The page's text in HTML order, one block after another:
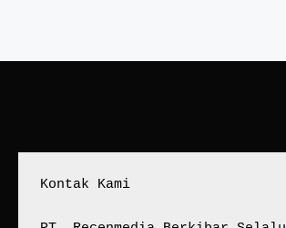
Kontak Kami